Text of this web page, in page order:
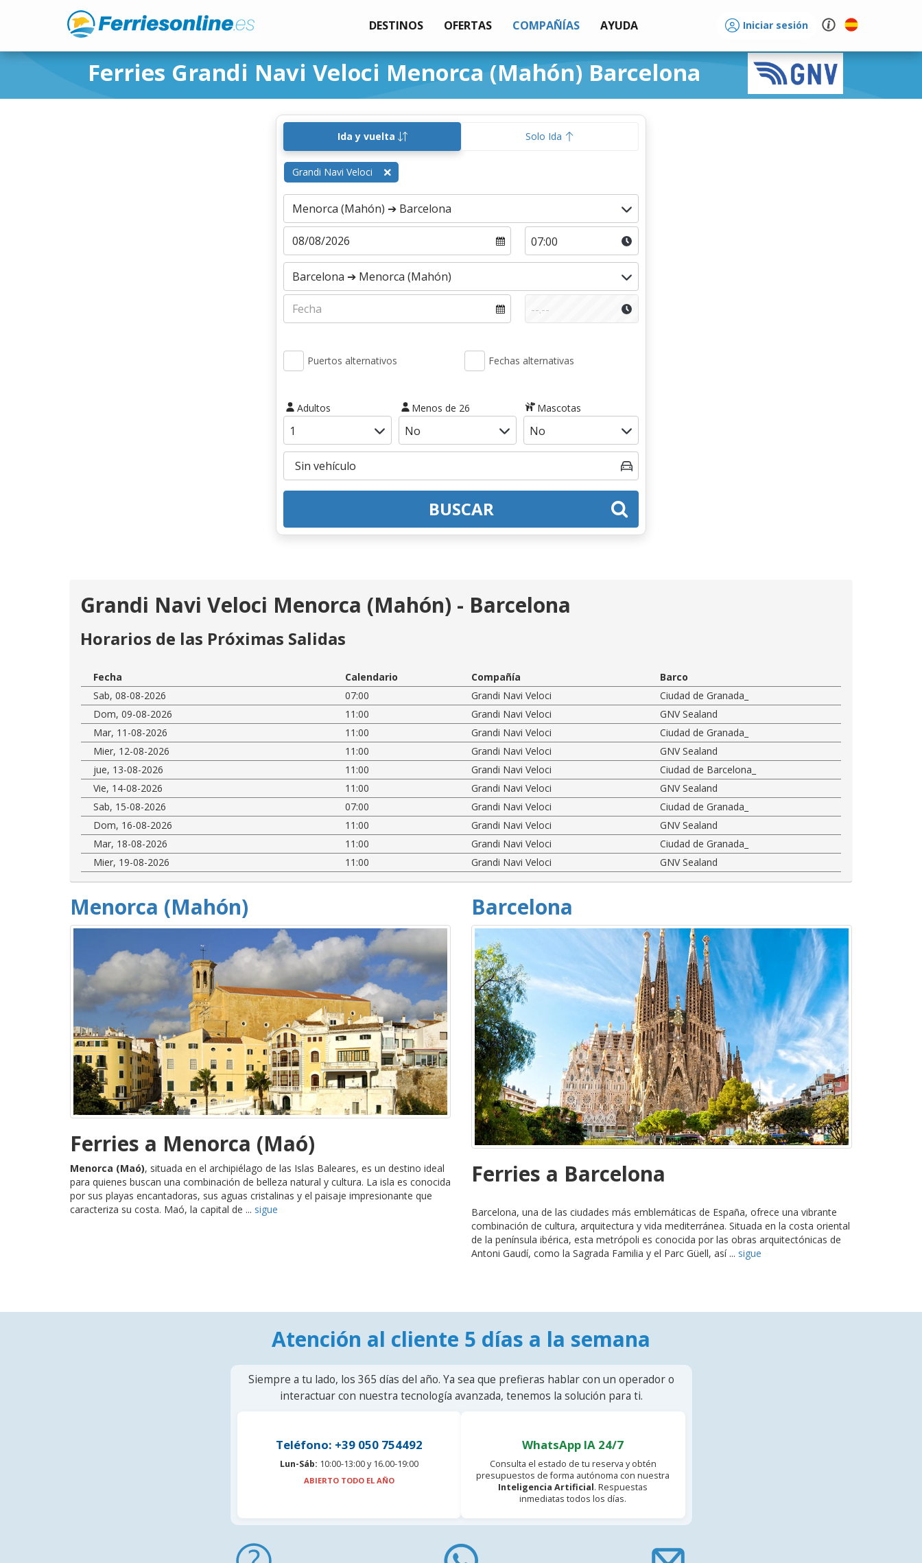
DESTINOS OFERTAS COMPAÑÍAS AYUDA Iniciar sesión
Ferries Grandi Navi Veloci Menorca (Mahón) Barcelona
Ida y vuelta Solo Ida
Grandi Navi Veloci
Puertos alternativos Fechas alternativas
Adultos Menos de 26 Mascotas
BUSCAR
Grandi Navi Veloci Menorca (Mahón) - Barcelona
Horarios de las Próximas Salidas
Fecha Calendario Compañía
Barco
Sab, 08-08-2026
07:00 Grandi Navi Veloci
Ciudad de Granada_
Dom, 09-08-2026
11:00 Grandi Navi Veloci
GNV Sealand
Mar, 11-08-2026
11:00 Grandi Navi Veloci
Ciudad de Granada_
Mier, 12-08-2026
11:00 Grandi Navi Veloci
GNV Sealand
jue, 13-08-2026
11:00 Grandi Navi Veloci
Ciudad de Barcelona_
Vie, 14-08-2026
11:00 Grandi Navi Veloci
GNV Sealand
Sab, 15-08-2026
07:00 Grandi Navi Veloci
Ciudad de Granada_
Dom, 16-08-2026
11:00 Grandi Navi Veloci
GNV Sealand
Mar, 18-08-2026
11:00 Grandi Navi Veloci
Ciudad de Granada_
Mier, 19-08-2026
11:00 Grandi Navi Veloci GNV Sealand
Menorca (Mahón)
Ferries a Menorca (Maó)
Menorca (Maó), situada en el archipiélago de las Islas Baleares, es un destino ideal
para quienes buscan una combinación de belleza natural y cultura. La isla es conocida
por sus playas encantadoras, sus aguas cristalinas y el paisaje impresionante que
caracteriza su costa. Maó, la capital de ... sigue
Barcelona
Ferries a Barcelona
Barcelona, una de las ciudades más emblemáticas de España, ofrece una vibrante
combinación de cultura, arquitectura y vida mediterránea. Situada en la costa oriental
de la península ibérica, esta metrópoli es conocida por las obras arquitectónicas de
Antoni Gaudí, como la Sagrada Familia y el Parc Güell, así ... sigue
Atención al cliente 5 días a la semana
Siempre a tu lado, los 365 días del año. Ya sea que prefieras hablar con un operador o
interactuar con nuestra tecnología avanzada, tenemos la solución para ti.
Teléfono: +39 050 754492
Lun-Sáb: 10:00-13:00 y 16.00-19:00
ABIERTO TODO EL AÑO
WhatsApp IA 24/7
Consulta el estado de tu reserva y obtén
presupuestos de forma autónoma con nuestra
Inteligencia Artificial. Respuestas
inmediatas todos los días.